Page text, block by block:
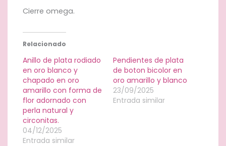
Cierre omega.
Relacionado
Anillo de plata rodiado
en oro blanco y
chapado en oro
amarillo con forma de
flor adornado con
perla natural y
circonitas.
04/12/2025
Entrada similar
Pendientes de plata
de boton bicolor en
oro amarillo y blanco
23/09/2025
Entrada similar